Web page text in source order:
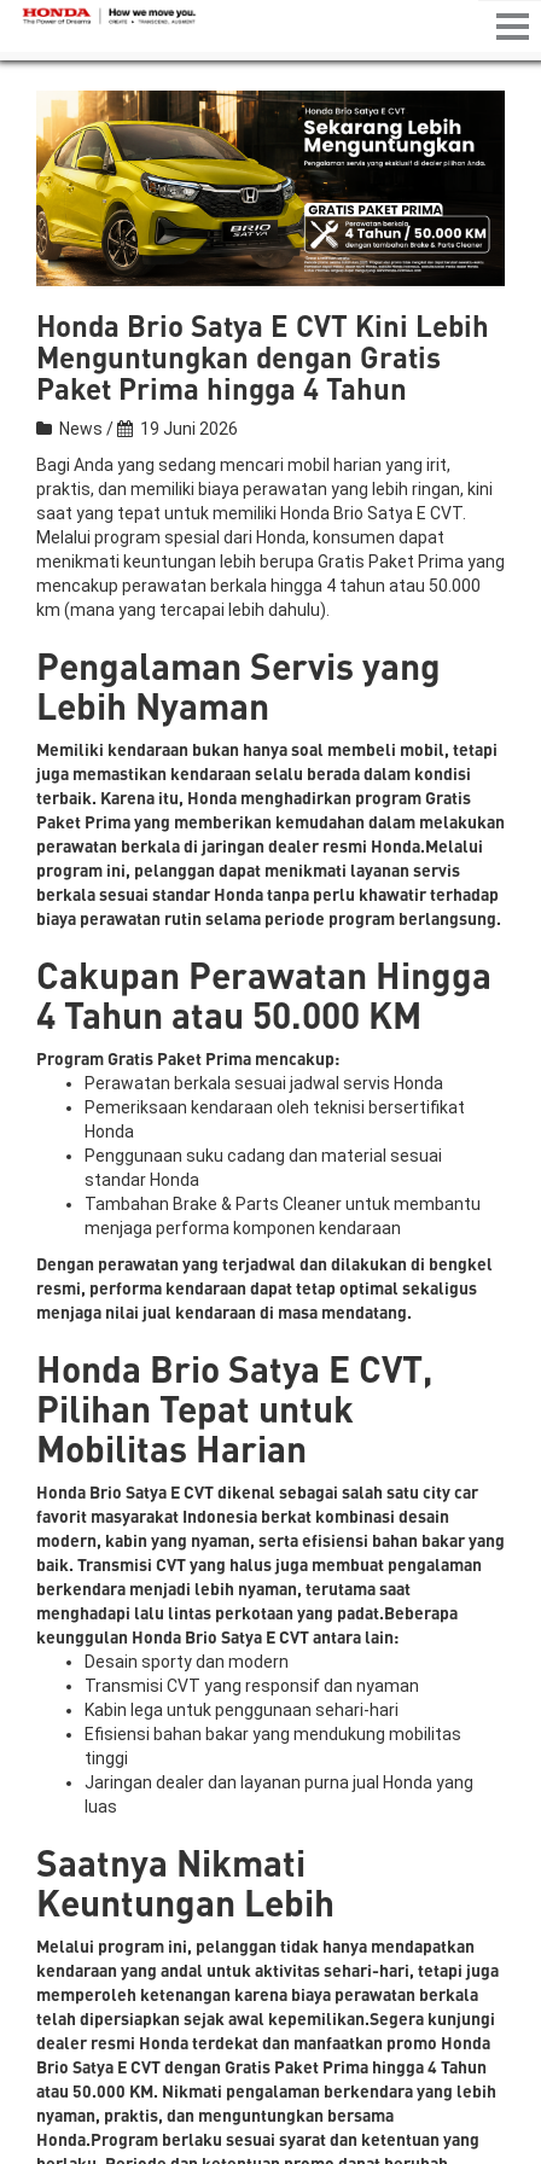
Honda Brio Satya E CVT Kini Lebih
Menguntungkan dengan Gratis
Paket Prima hingga 4 Tahun
News /
19 Juni 2026
Bagi Anda yang sedang mencari mobil harian yang irit,
praktis, dan memiliki biaya perawatan yang lebih ringan, kini
saat yang tepat untuk memiliki Honda Brio Satya E CVT.
Melalui program spesial dari Honda, konsumen dapat
menikmati keuntungan lebih berupa Gratis Paket Prima yang
mencakup perawatan berkala hingga 4 tahun atau 50.000
km (mana yang tercapai lebih dahulu).
Pengalaman Servis yang
Lebih Nyaman
Memiliki kendaraan bukan hanya soal membeli mobil, tetapi
juga memastikan kendaraan selalu berada dalam kondisi
terbaik. Karena itu, Honda menghadirkan program Gratis
Paket Prima yang memberikan kemudahan dalam melakukan
perawatan berkala di jaringan dealer resmi Honda.Melalui
program ini, pelanggan dapat menikmati layanan servis
berkala sesuai standar Honda tanpa perlu khawatir terhadap
biaya perawatan rutin selama periode program berlangsung.
Cakupan Perawatan Hingga
4 Tahun atau 50.000 KM
Program Gratis Paket Prima mencakup:
Perawatan berkala sesuai jadwal servis Honda
Pemeriksaan kendaraan oleh teknisi bersertifikat
Honda
Penggunaan suku cadang dan material sesuai
standar Honda
Tambahan Brake & Parts Cleaner untuk membantu
menjaga performa komponen kendaraan
Dengan perawatan yang terjadwal dan dilakukan di bengkel
resmi, performa kendaraan dapat tetap optimal sekaligus
menjaga nilai jual kendaraan di masa mendatang.
Honda Brio Satya E CVT,
Pilihan Tepat untuk
Mobilitas Harian
Honda Brio Satya E CVT dikenal sebagai salah satu city car
favorit masyarakat Indonesia berkat kombinasi desain
modern, kabin yang nyaman, serta efisiensi bahan bakar yang
baik. Transmisi CVT yang halus juga membuat pengalaman
berkendara menjadi lebih nyaman, terutama saat
menghadapi lalu lintas perkotaan yang padat.Beberapa
keunggulan Honda Brio Satya E CVT antara lain:
Desain sporty dan modern
Transmisi CVT yang responsif dan nyaman
Kabin lega untuk penggunaan sehari-hari
Efisiensi bahan bakar yang mendukung mobilitas
tinggi
Jaringan dealer dan layanan purna jual Honda yang
luas
Saatnya Nikmati
Keuntungan Lebih
Melalui program ini, pelanggan tidak hanya mendapatkan
kendaraan yang andal untuk aktivitas sehari-hari, tetapi juga
memperoleh ketenangan karena biaya perawatan berkala
telah dipersiapkan sejak awal kepemilikan.Segera kunjungi
dealer resmi Honda terdekat dan manfaatkan promo Honda
Brio Satya E CVT dengan Gratis Paket Prima hingga 4 Tahun
atau 50.000 KM. Nikmati pengalaman berkendara yang lebih
nyaman, praktis, dan menguntungkan bersama
Honda.Program berlaku sesuai syarat dan ketentuan yang